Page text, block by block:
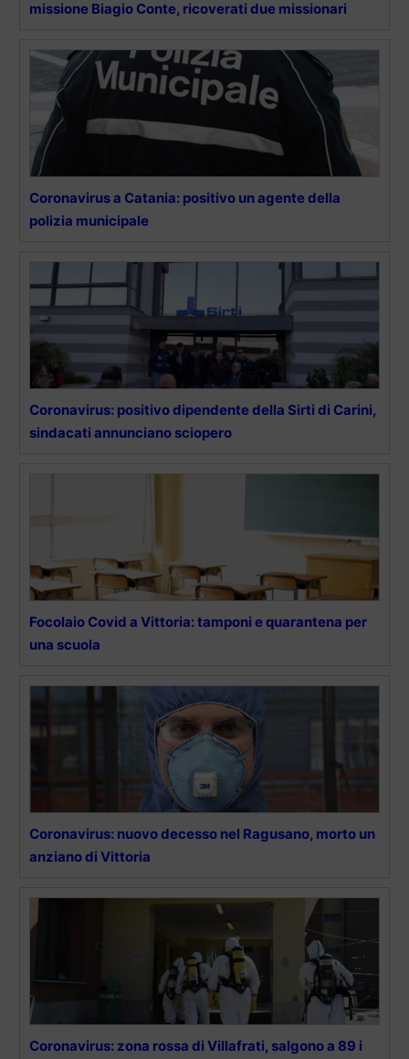
missione Biagio Conte, ricoverati due missionari
Coronavirus a Catania: positivo un agente della
polizia municipale
Coronavirus: positivo dipendente della Sirti di Carini,
sindacati annunciano sciopero
Focolaio Covid a Vittoria: tamponi e quarantena per
una scuola
Coronavirus: nuovo decesso nel Ragusano, morto un
anziano di Vittoria
Coronavirus: zona rossa di Villafrati, salgono a 89 i